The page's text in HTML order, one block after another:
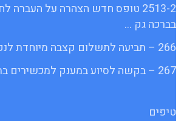
2513-2 טופס חדש הצהרה על
בברכה גק …
266 – תביעה לתשלום קצבה מיוחדת לנפגע בעבודה
267 – בקשה לסיוע במענק למכשירים בתכנית השיקום
טיפים